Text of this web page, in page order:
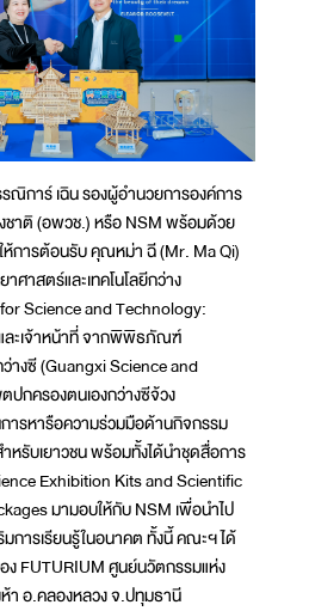
การ์ เฉิน รองผู้อำนวยการองค์การ
าติ (อพวช.) หรือ NSM พร้อมด้วย
ห้การต้อนรับ คุณหม่า ฉี (Mr. Ma Qi)
ศาสตร์และเทคโนโลยีกว่าง
Science and Technology:
ละเจ้าหน้าที่ จากพิพิธภัณฑ์
างซี (Guangxi Science and
ปกครองตนเองกว่างซีจ้วง
ารหารือความร่วมมือด้านกิจกรรม
หรับเยาวชน พร้อมทั้งได้นำชุดสื่อการ
Exhibition Kits and Scientific
มามอบให้กับ NSM เพื่อนำไป
การเรียนรู้ในอนาคต ทั้งนี้ คณะฯ ได้
ง FUTURIUM ศูนย์นวัตกรรมแห่ง
อ.คลองหลวง จ.ปทุมธานี